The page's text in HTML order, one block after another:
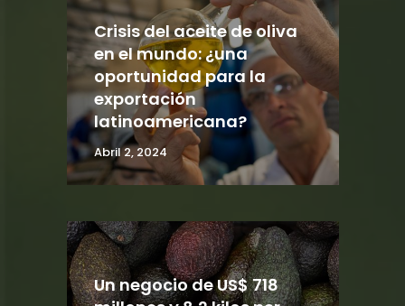
Crisis del aceite de oliva
en el mundo: ¿una
oportunidad para la
exportación
latinoamericana?
Abril 2, 2024
Un negocio de US$ 718